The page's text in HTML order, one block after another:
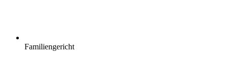
Familiengericht